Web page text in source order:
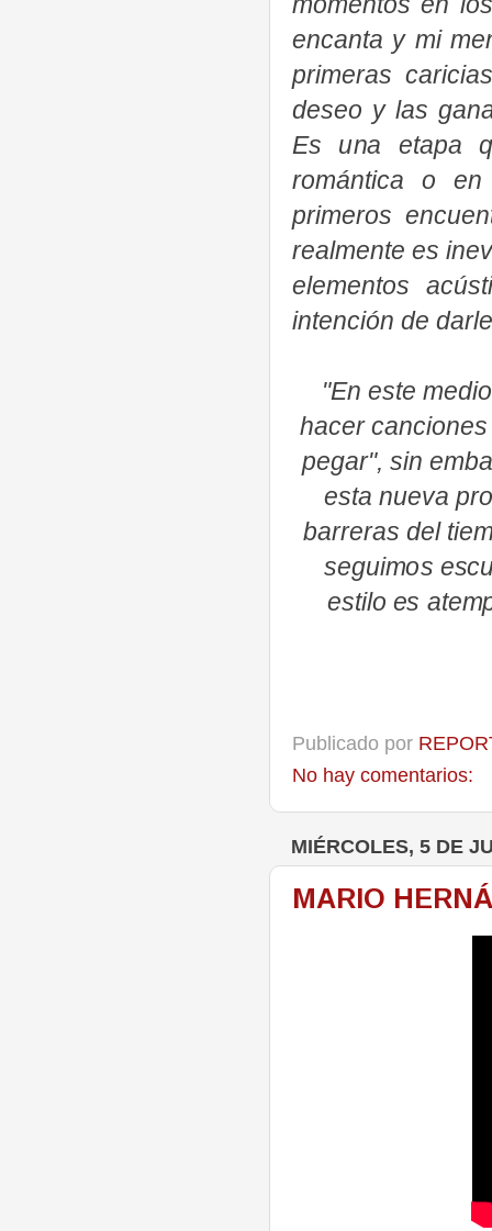
encanta y mi
primeras
deseo y las
Es una etapa
romántica o
primeros
realmente es
elementos
intención de
"En este
hacer
pegar", sin
esta nueva
barreras del
seguimos
estilo es
Publicado por
No hay comentarios:
MIÉRCOLES, 5 DE
MARIO